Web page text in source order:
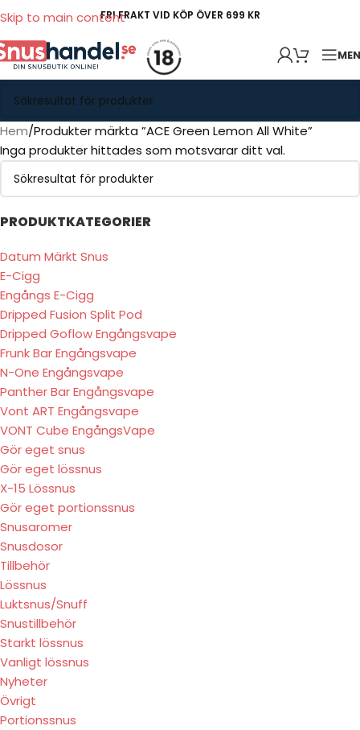
Skip to main contentFRI FRAKT VID KÖP ÖVER 699 KR
PRODUKTKATEGORIER
Datum Märkt Snus
E-Cigg
Engångs E-Cigg
Dripped Fusion Split Pod
Dripped Goflow Engångsvape
Frunk Bar Engångsvape
N-One Engångsvape
Panther Bar Engångsvape
Vont ART Engångsvape
VONT Cube EngångsVape
Gör eget snus
Gör eget lössnus
X-15 Lössnus
Gör eget portionssnus
Snusaromer
Snusdosor
Tillbehör
Lössnus
Luktsnus/Snuff
Snustillbehör
Starkt lössnus
Vanligt lössnus
Nyheter
Övrigt
Portionssnus
Hem Produkter märkta ”ACE Green Lemon All White”
Inga produkter hittades som motsvarar ditt val.